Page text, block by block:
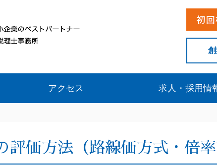
アクセス 求人・採用情
評価方法（路線価方式・倍